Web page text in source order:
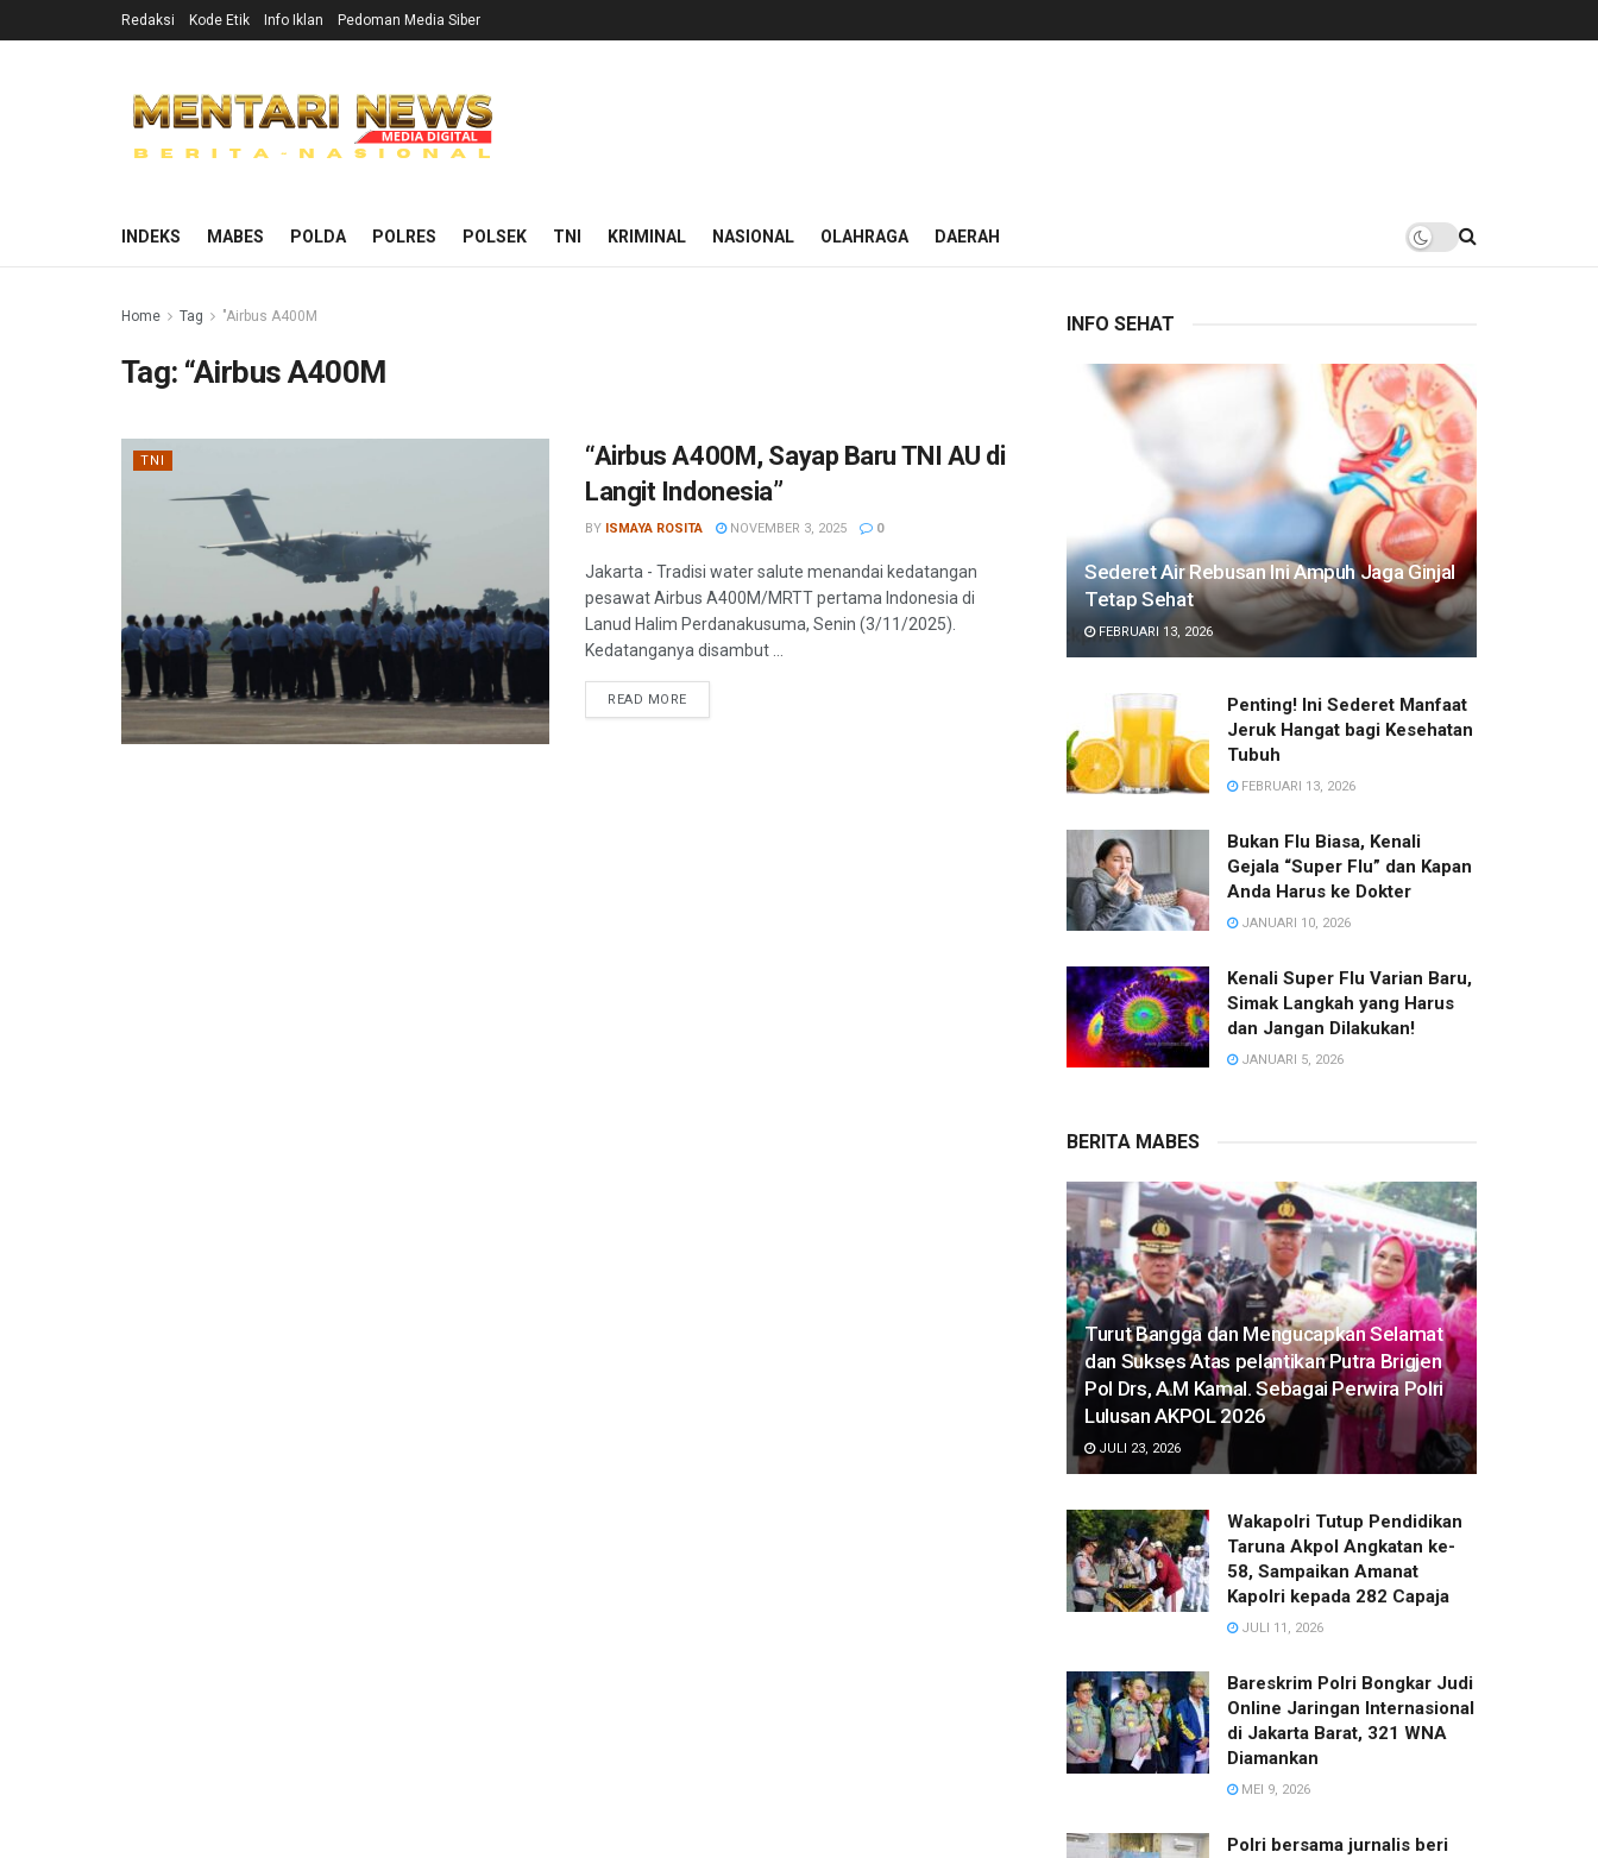
Redaksi Kode Etik Info Iklan Pedoman Media Siber
INDEKS MABES POLDA POLRES POLSEK TNI KRIMINAL NASIONAL OLAHRAGA DAERAH
Home Tag "Airbus A400M
Tag: “Airbus A400M
TNI
“Airbus A400M, Sayap Baru TNI AU di
Langit Indonesia”
BY ISMAYA ROSITA NOVEMBER 3, 2025 0
Jakarta - Tradisi water salute menandai kedatangan
pesawat Airbus A400M/MRTT pertama Indonesia di
Lanud Halim Perdanakusuma, Senin (3/11/2025).
Kedatanganya disambut ...
READ MORE
INFO SEHAT
Sederet Air Rebusan Ini Ampuh Jaga Ginjal
Tetap Sehat
FEBRUARI 13, 2026
Penting! Ini Sederet Manfaat
Jeruk Hangat bagi Kesehatan
Tubuh
FEBRUARI 13, 2026
Bukan Flu Biasa, Kenali
Gejala “Super Flu” dan Kapan
Anda Harus ke Dokter
JANUARI 10, 2026
Kenali Super Flu Varian Baru,
Simak Langkah yang Harus
dan Jangan Dilakukan!
JANUARI 5, 2026
BERITA MABES
Turut Bangga dan Mengucapkan Selamat
dan Sukses Atas pelantikan Putra Brigjen
Pol Drs, A.M Kamal. Sebagai Perwira Polri
Lulusan AKPOL 2026
JULI 23, 2026
Wakapolri Tutup Pendidikan
Taruna Akpol Angkatan ke-
58, Sampaikan Amanat
Kapolri kepada 282 Capaja
JULI 11, 2026
Bareskrim Polri Bongkar Judi
Online Jaringan Internasional
di Jakarta Barat, 321 WNA
Diamankan
MEI 9, 2026
Polri bersama jurnalis beri